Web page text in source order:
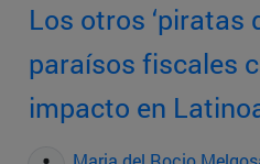
Los otros ‘piratas
paraísos fiscales
impacto en